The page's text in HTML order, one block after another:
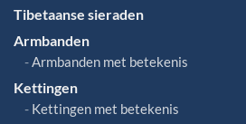
Tibetaanse sieraden
Armbanden
Armbanden met betekenis
Kettingen
Kettingen met betekenis